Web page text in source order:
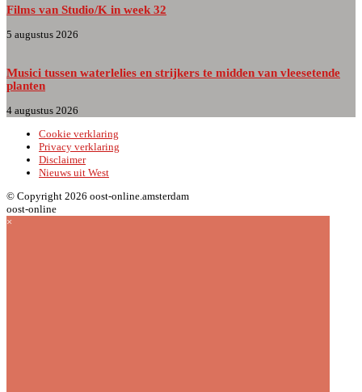
Films van Studio/K in week 32
5 augustus 2026
Musici tussen waterlelies en strijkers te midden van vleesetende
planten
4 augustus 2026
Cookie verklaring
Privacy verklaring
Disclaimer
Nieuws uit West
© Copyright 2026 oost-online.amsterdam
oost-online
×